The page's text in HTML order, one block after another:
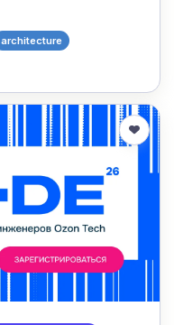
architecture